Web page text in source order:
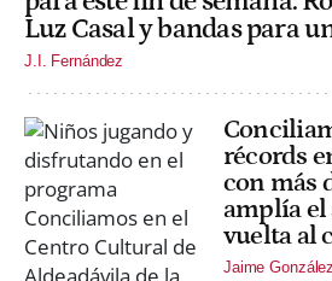
Luz Casal y bandas para
J.I. Fernández
récords
con más
amplía el
vuelta al
Jaime González